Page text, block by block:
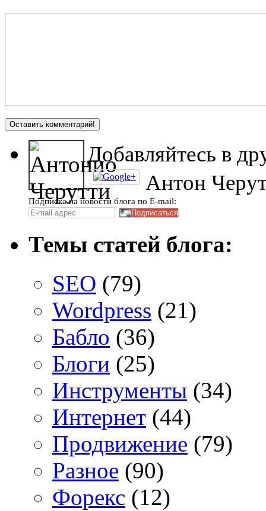
Добавляйтесь в
Антон
Подписка на новости блога по E-mail:
Темы статей блога:
SEO (79)
Wordpress (21)
Бабло (36)
Блоги (25)
Инструменты (34)
Интернет (44)
Продвижение (79)
Разное (90)
Форекс (12)